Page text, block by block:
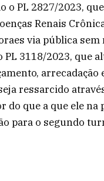
o PL 2827/2023,
Renais
via pública
3118/2023, que
arrecadação
ressarcido
que a que ele na
para o segundo